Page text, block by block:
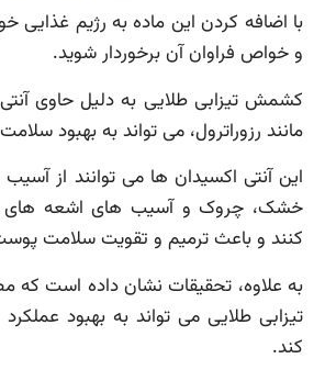
با اضافه کردن این ماده به رژیم غذایی
و خواص فراوان آن برخوردار شوید.
کشمش تیزابی طلایی به دلیل حاوی
مانند رزوراترول، می تواند به بهبود
این آنتی اکسیدان ها می توانند از
کنند و باعث ترمیم و تقویت سلامت
به علاوه، تحقیقات نشان داده است
تیزابی طلایی می تواند به بهبود
کند.